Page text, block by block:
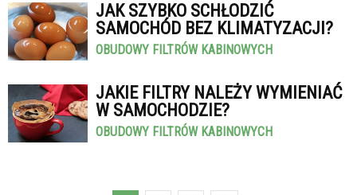
JAK SZYBKO SCHŁODZIĆ
SAMOCHÓD BEZ KLIMATYZACJI?
OBUDOWY FILTRÓW KABINOWYCH
JAKIE FILTRY NALEŻY WYMIENIAĆ
W SAMOCHODZIE?
OBUDOWY FILTRÓW KABINOWYCH